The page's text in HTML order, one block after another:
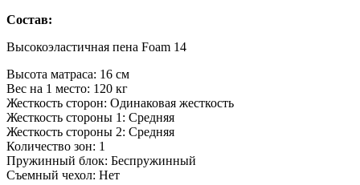
Состав:
Высокоэластичная пена Foam 14
Высота матраса: 16 см
Вес на 1 место: 120 кг
Жесткость сторон: Одинаковая жесткость
Жесткость стороны 1: Средняя
Жесткость стороны 2: Средняя
Количество зон: 1
Пружинный блок: Беспружинный
Съемный чехол: Нет